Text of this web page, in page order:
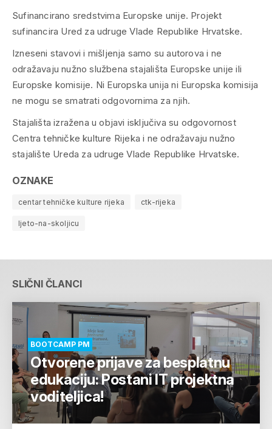
Sufinancirano sredstvima Europske unije. Projekt
sufinancira Ured za udruge Vlade Republike Hrvatske.
Izneseni stavovi i mišljenja samo su autorova i ne
odražavaju nužno službena stajališta Europske unije ili
Europske komisije. Ni Europska unija ni Europska komisija
ne mogu se smatrati odgovornima za njih.
Stajališta izražena u objavi isključiva su odgovornost
Centra tehničke kulture Rijeka i ne odražavaju nužno
stajalište Ureda za udruge Vlade Republike Hrvatske.
OZNAKE
centar tehničke kulture rijeka ctk-rijeka
ljeto-na-skoljicu
SLIČNI ČLANCI
BOOTCAMP PM
Otvorene prijave za besplatnu
edukaciju: Postani IT projektna
voditeljica!